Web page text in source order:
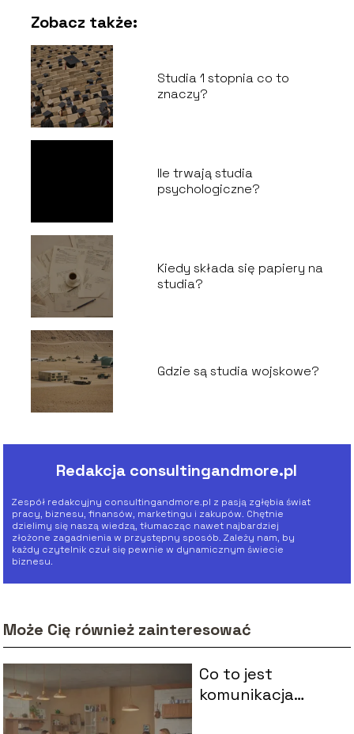
Zobacz także:
Studia 1 stopnia co to
znaczy?
Ile trwają studia
psychologiczne?
Kiedy składa się papiery na
studia?
Gdzie są studia wojskowe?
Redakcja consultingandmore.pl
Zespół redakcyjny consultingandmore.pl z pasją zgłębia świat
pracy, biznesu, finansów, marketingu i zakupów. Chętnie
dzielimy się naszą wiedzą, tłumacząc nawet najbardziej
złożone zagadnienia w przystępny sposób. Zależy nam, by
każdy czytelnik czuł się pewnie w dynamicznym świecie
biznesu.
Może Cię również zainteresować
Co to jest
komunikacja